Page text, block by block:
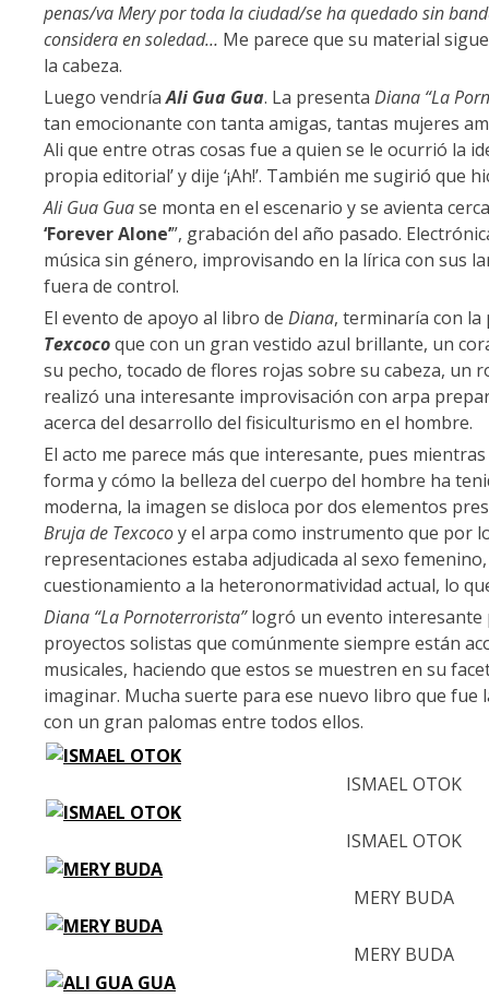
penas/va Mery por toda la ciudad/se ha quedado sin
considera en soledad… Me parece que su material
la cabeza.
Luego vendríaAli Gua Gua. La presenta Diana “La
tan emocionante con tanta amigas, tantas mujeres
Ali que entre otras cosas fue a quien se le ocurrió la
propia editorial’ y dije ‘¡Ah!’. También me sugirió que
Ali Gua Guase monta en el escenario y se avienta
‘Forever Alone’”, grabación del año pasado.
música sin género, improvisando en la lírica con sus
fuera de control.
El evento de apoyo al libro de Diana, terminaría con
Texcocoque con un gran vestido azul brillante, un
su pecho, tocado de flores rojas sobre su cabeza, un
realizó una interesante improvisación con arpa
acerca del desarrollo del fisiculturismo en el hombre.
El acto me parece más que interesante, pues
forma y cómo la belleza del cuerpo del hombre ha
moderna, la imagen se disloca por dos elementos
Bruja de Texcocoy el arpa como instrumento que por
representaciones estaba adjudicada al sexo
cuestionamiento a la heteronormatividad actual, lo
Diana “La Pornoterrorista”logró un evento
proyectos solistas que comúnmente siempre están
musicales, haciendo que estos se muestren en su
imaginar. Mucha suerte para ese nuevo libro que fue
con un gran palomas entre todos ellos.
ISMAEL OTOK
ISMAEL OTOK
MERY BUDA
MERY BUDA